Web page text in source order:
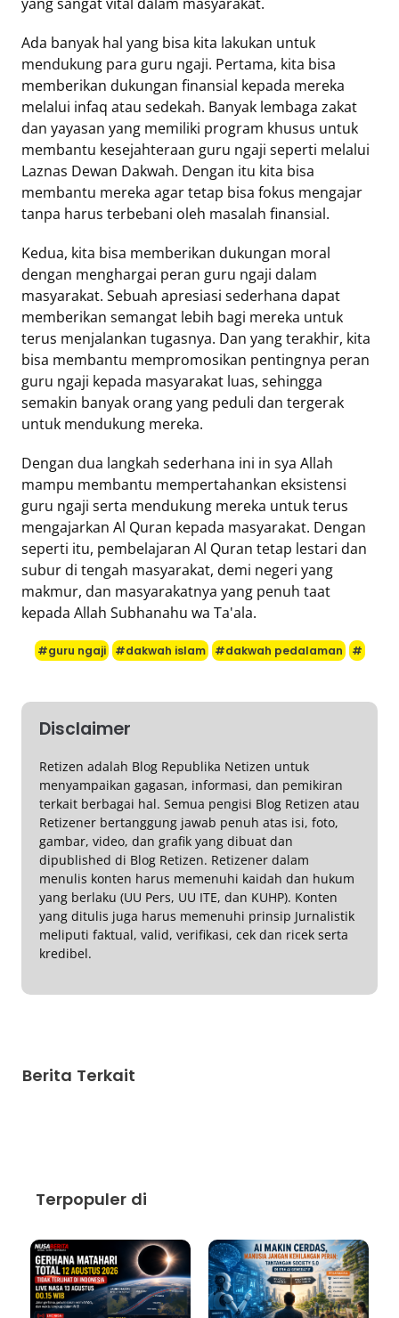
Ada banyak hal yang bisa kita lakukan untuk
mendukung para guru ngaji. Pertama, kita bisa
memberikan dukungan finansial kepada mereka
melalui infaq atau sedekah. Banyak lembaga zakat
dan yayasan yang memiliki program khusus untuk
membantu kesejahteraan guru ngaji seperti melalui
Laznas Dewan Dakwah. Dengan itu kita bisa
membantu mereka agar tetap bisa fokus mengajar
tanpa harus terbebani oleh masalah finansial.
Kedua, kita bisa memberikan dukungan moral
dengan menghargai peran guru ngaji dalam
masyarakat. Sebuah apresiasi sederhana dapat
memberikan semangat lebih bagi mereka untuk
terus menjalankan tugasnya. Dan yang terakhir, kita
bisa membantu mempromosikan pentingnya peran
guru ngaji kepada masyarakat luas, sehingga
semakin banyak orang yang peduli dan tergerak
untuk mendukung mereka.
Dengan dua langkah sederhana ini in sya Allah
mampu membantu mempertahankan eksistensi
guru ngaji serta mendukung mereka untuk terus
mengajarkan Al Quran kepada masyarakat. Dengan
seperti itu, pembelajaran Al Quran tetap lestari dan
subur di tengah masyarakat, demi negeri yang
makmur, dan masyarakatnya yang penuh taat
kepada Allah Subhanahu wa Ta'ala.
#guru ngaji #dakwah islam #dakwah pedalaman #
Disclaimer
Retizen adalah Blog Republika Netizen untuk
menyampaikan gagasan, informasi, dan pemikiran
terkait berbagai hal. Semua pengisi Blog Retizen atau
Retizener bertanggung jawab penuh atas isi, foto,
gambar, video, dan grafik yang dibuat dan
dipublished di Blog Retizen. Retizener dalam
menulis konten harus memenuhi kaidah dan hukum
yang berlaku (UU Pers, UU ITE, dan KUHP). Konten
yang ditulis juga harus memenuhi prinsip Jurnalistik
meliputi faktual, valid, verifikasi, cek dan ricek serta
kredibel.
Berita Terkait
Terpopuler di